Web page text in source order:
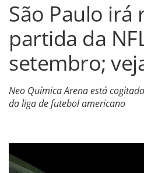
São Paulo irá
partida da
setembro;
Neo Química Arena está
da liga de futebol americano